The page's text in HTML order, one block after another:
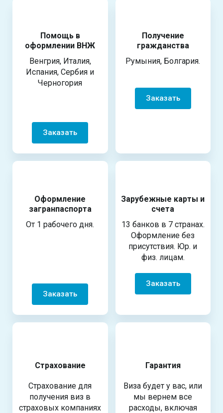
Помощь в
оформлении ВНЖ
Венгрия, Италия,
Испания, Сербия и
Черногория
Заказать
Получение
гражданства
Румыния, Болгария.
Заказать
Оформление
загранпаспорта
От 1 рабочего дня.
Заказать
Зарубежные карты и
счета
13 банков в 7 странах.
Оформление без
присутствия. Юр. и
физ. лицам.
Заказать
Страхование
Страхование для
получения виз в
страховых компаниях
Гарантия
Виза будет у вас, или
мы вернем все
расходы, включая